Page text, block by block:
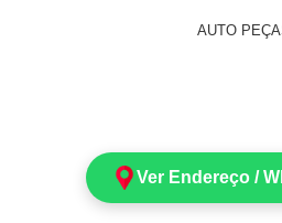
AUTO
Ver Endereço /